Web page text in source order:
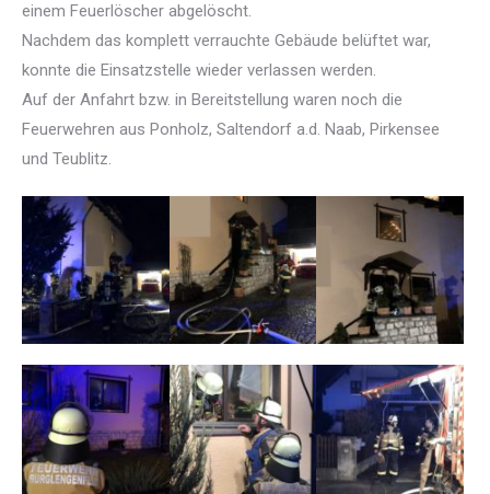
einem Feuerlöscher abgelöscht.
Nachdem das komplett verrauchte Gebäude belüftet war,
konnte die Einsatzstelle wieder verlassen werden.
Auf der Anfahrt bzw. in Bereitstellung waren noch die
Feuerwehren aus Ponholz, Saltendorf a.d. Naab, Pirkensee
und Teublitz.